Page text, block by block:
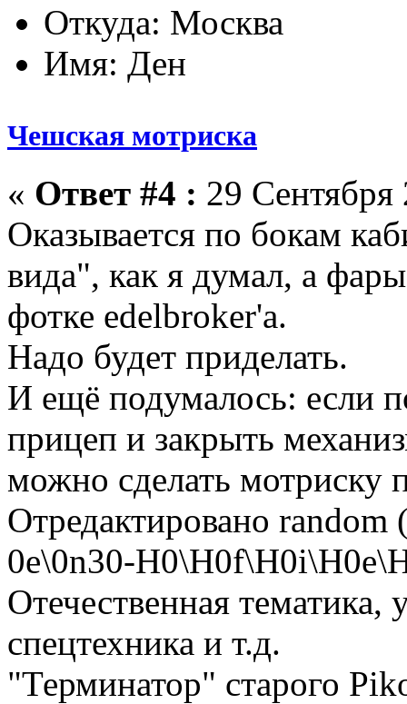
Откуда: Москва
Имя: Ден
Чешская мотриска
« Ответ #4 : 29
Оказывается по бокам
вида", как я думал, а
фотке edelbroker'а.
Надо будет приделать.
И ещё подумалось: если
прицеп и закрыть
можно сделать мотриску
Отредактировано
0е\0n30-
Отечественная тематика,
спецтехника и т.д.
"Терминатор" старого